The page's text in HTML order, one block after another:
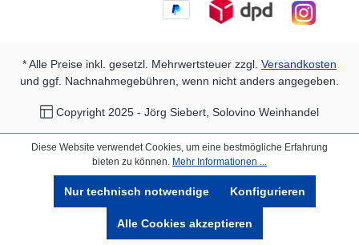
* Alle Preise inkl. gesetzl. Mehrwertsteuer zzgl. Versandkosten
und ggf. Nachnahmegebühren, wenn nicht anders angegeben.
Copyright 2025 - Jörg Siebert, Solovino Weinhandel
Diese Website verwendet Cookies, um eine bestmögliche Erfahrung
bieten zu können. Mehr Informationen ...
Nur technisch notwendige Konfigurieren
Alle Cookies akzeptieren